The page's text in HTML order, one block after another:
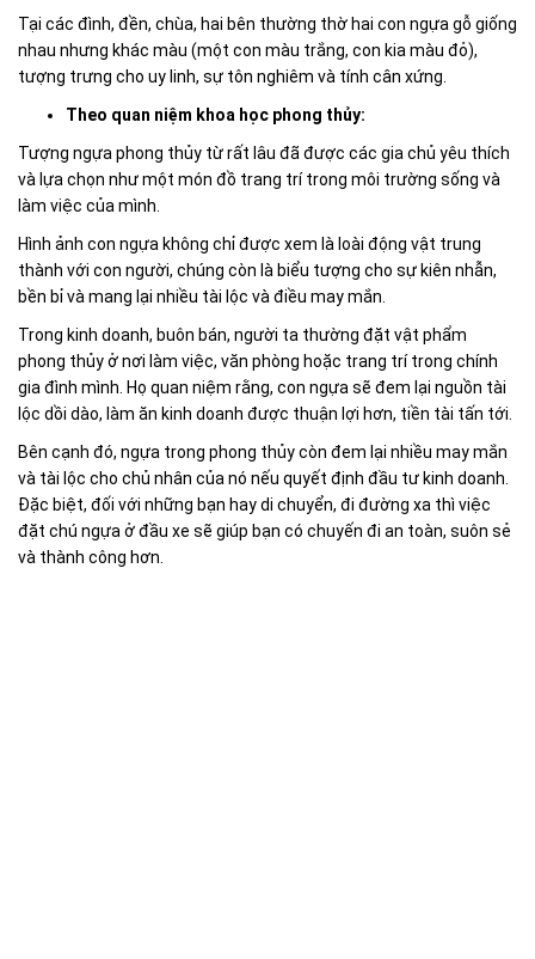
Tại các đình, đền, chùa, hai bên thường thờ hai con ngựa gỗ giống
nhau nhưng khác màu (một con màu trắng, con kia màu đỏ),
tượng trưng cho uy linh, sự tôn nghiêm và tính cân xứng.
Theo quan niệm khoa học phong thủy:
Tượng ngựa phong thủy từ rất lâu đã được các gia chủ yêu thích
và lựa chọn như một món đồ trang trí trong môi trường sống và
làm việc của mình.
Hình ảnh con ngựa không chỉ được xem là loài động vật trung
thành với con người, chúng còn là biểu tượng cho sự kiên nhẫn,
bền bỉ và mang lại nhiều tài lộc và điều may mắn.
Trong kinh doanh, buôn bán, người ta thường đặt vật phẩm
phong thủy ở nơi làm việc, văn phòng hoặc trang trí trong chính
gia đình mình. Họ quan niệm rằng, con ngựa sẽ đem lại nguồn tài
lộc dồi dào, làm ăn kinh doanh được thuận lợi hơn, tiền tài tấn tới.
Bên cạnh đó, ngựa trong phong thủy còn đem lại nhiều may mắn
và tài lộc cho chủ nhân của nó nếu quyết định đầu tư kinh doanh.
Đặc biệt, đối với những bạn hay di chuyển, đi đường xa thì việc
đặt chú ngựa ở đầu xe sẽ giúp bạn có chuyến đi an toàn, suôn sẻ
và thành công hơn.